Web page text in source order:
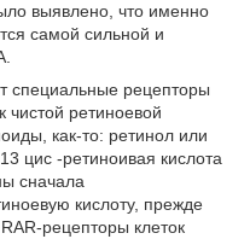
выявлено, что именно
самой сильной и
специальные рецепторы
чистой ретиноевой
как-то: ретинол или
цис -ретиноивая кислота
сначала
кислоту, прежде
рецепторы клеток